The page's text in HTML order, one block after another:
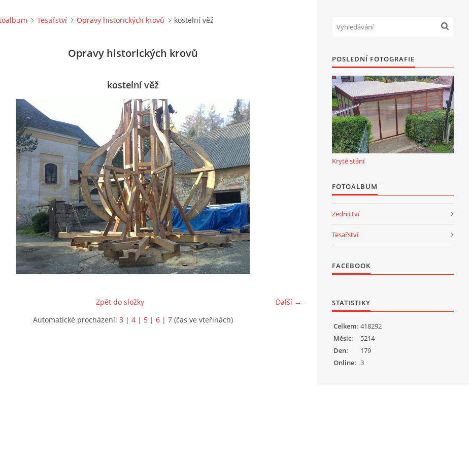
Tesařství Opravy historických krovů kostelní věž
Opravy historických krovů
kostelní věž
Další →
Zpět do složky
Automatické procházení: 3 | 4 | 5 | 6 | 7 (čas ve vteřinách)
POSLEDNÍ FOTOGRAFIE
Kryté stání
FOTOALBUM
Zednictví
Tesařství
FACEBOOK
STATISTIKY
Online: 3
Celkem: 418292
Měsíc:
5214
Den:
179